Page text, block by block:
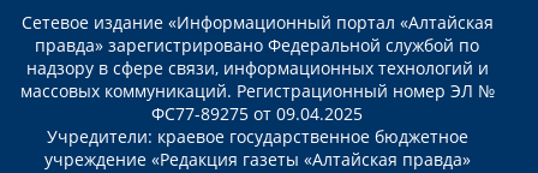
Сетевое издание «Информационный портал «Алтайская
правда» зарегистрировано Федеральной службой по
надзору в сфере связи, информационных технологий и
массовых коммуникаций. Регистрационный номер ЭЛ №
ФС77-89275 от 09.04.2025
Учредители: краевое государственное бюджетное
учреждение «Редакция газеты «Алтайская правда»